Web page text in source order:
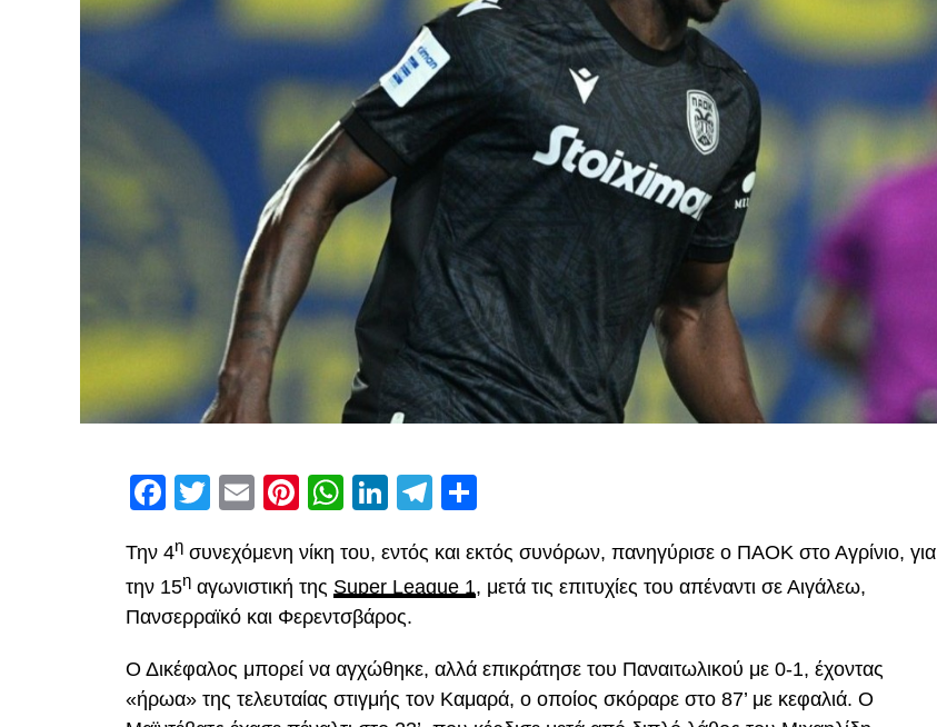
Facebook
Twitter
EmailPinterest
WhatsApp
LinkedIn
Telegram
Την 4η συνεχόμενη νίκη του, εντός και εκτός συνόρων, πανηγύρισε ο ΠΑΟΚ στο Αγρίνιο, για
την 15η αγωνιστική της Super League 1, μετά τις επιτυχίες του απέναντι σε Αιγάλεω,
Πανσερραϊκό και Φερεντσβάρος.
Ο Δικέφαλος μπορεί να αγχώθηκε, αλλά επικράτησε του Παναιτωλικού με 0-1, έχοντας
«ήρωα» της τελευταίας στιγμής τον Καμαρά, ο οποίος σκόραρε στο 87’ με κεφαλιά. Ο